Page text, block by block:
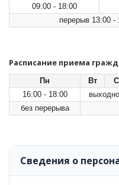
09:00 - 18:00
перерыв 13:00 -
Расписание приема
Пн Вт
16:00 - 18:00
без перерыва
Сведения о